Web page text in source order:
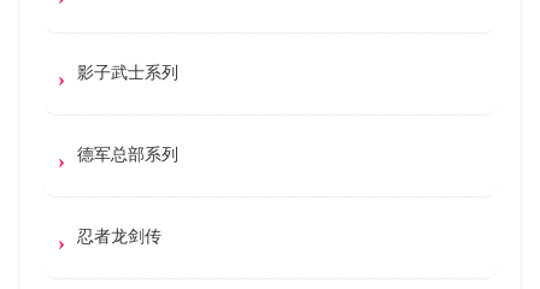
影子武士系列
德军总部系列
忍者龙剑传